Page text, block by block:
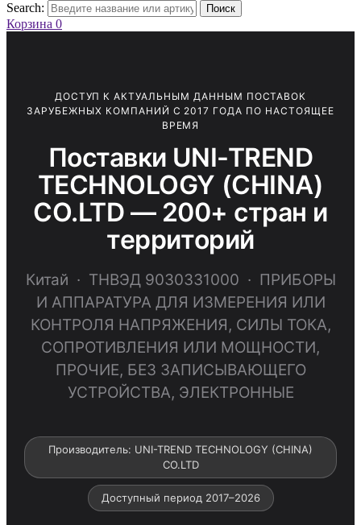
Search:
Поиск
Корзина 0
ДОСТУП К АКТУАЛЬНЫМ ДАННЫМ ПОСТАВОК
ЗАРУБЕЖНЫХ КОМПАНИЙ С 2017 ГОДА ПО НАСТОЯЩЕЕ
ВРЕМЯ
Поставки UNI-TREND
TECHNOLOGY (CHINA)
CO.LTD — 200+ стран и
территорий
Китай · ТНВЭД 9030331000 · ПРИБОРЫ
И АППАРАТУРА ДЛЯ ИЗМЕРЕНИЯ ИЛИ
КОНТРОЛЯ НАПРЯЖЕНИЯ, СИЛЫ ТОКА,
СОПРОТИВЛЕНИЯ ИЛИ МОЩНОСТИ,
ПРОЧИЕ, БЕЗ ЗАПИСЫВАЮЩЕГО
УСТРОЙСТВА, ЭЛЕКТРОННЫЕ
Производитель: UNI-TREND TECHNOLOGY (CHINA)
CO.LTD
Доступный период 2017–2026